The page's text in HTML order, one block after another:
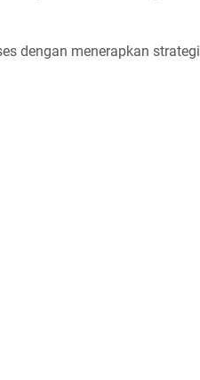
dengan menerapkan strategi